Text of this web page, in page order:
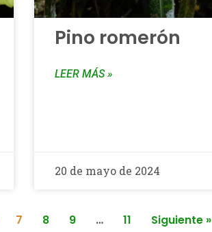
Pino romerón
LEER MÁS »
20 de mayo de 2024
7 8 9 … 11 Siguiente »